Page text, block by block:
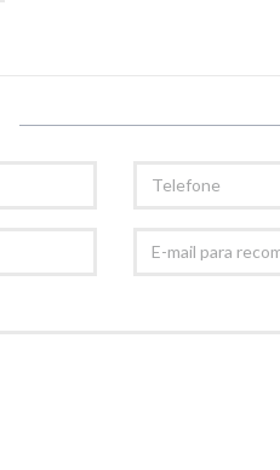
MAIL